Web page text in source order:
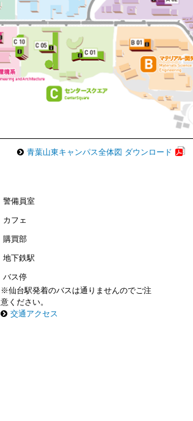
青葉山東キャンパス全体図 ダウンロード
警備員室
カフェ
購買部
地下鉄駅
バス停
※仙台駅発着のバスは通りませんのでご注
意ください。
交通アクセス